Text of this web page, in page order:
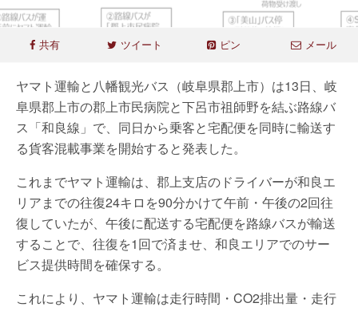
共有 ツイート ピン メール
ヤマト運輸と八幡観光バス（岐阜県郡上市）は13日、岐
阜県郡上市の郡上市民病院と下呂市祖師野を結ぶ路線バ
ス「和良線」で、同日から乗客と宅配便を同時に輸送す
る貨客混載事業を開始すると発表した。
これまでヤマト運輸は、郡上支店のドライバーが和良エ
リアまでの往復24キロを90分かけて午前・午後の2回往
復していたが、午後に配送する宅配便を路線バスが輸送
することで、往復を1回で済ませ、和良エリアでのサー
ビス提供時間を確保する。
これにより、ヤマト運輸は走行時間・CO2排出量・走行